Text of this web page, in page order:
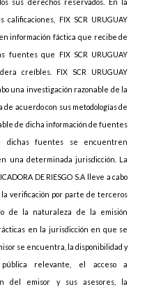
FIX SCR URUGUAY
en información fáctica que recibe de
fuentes que FIX SCR URUGUAY
creíbles. FIX SCR URUGUAY
una investigación razonable de la
de acuerdo con sus metodologías de
de dicha información de fuentes
dichas fuentes se encuentren
una determinada jurisdicción. La
DE RIESGO S.A lleve a cabo
verificación por parte de terceros
de la naturaleza de la emisión
en la jurisdicción en que se
se encuentra, la disponibilidad y
relevante, el acceso a
del emisor y sus asesores, la